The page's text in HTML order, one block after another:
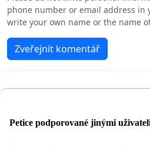
phone number or email address in
write your own name or the name
Zveřejnit komentář
Petice podporované jinými